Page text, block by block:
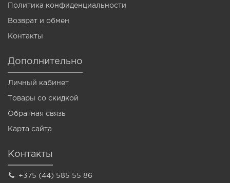
Политика конфиденциальности
Возврат и обмен
Контакты
Дополнительно
Личный кабинет
Товары со скидкой
Обратная связь
Карта сайта
Контакты
+375 (44) 585 55 86